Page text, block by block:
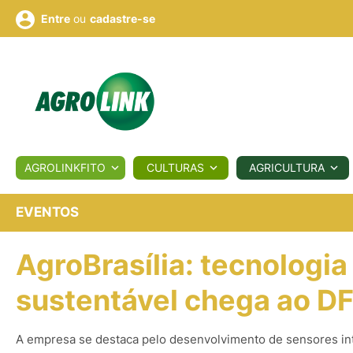
BIOLÓGICOS COTAÇÕES NOTÍCIAS
Conversor Colunistas Eventos
e
Vídeos
Entre ou cadastre-se
AGROLINKFITO CULTURAS AGRICULTURA
EVENTOS
AgroBrasília:
sustentável chega ao
A empresa se destaca pelo desenvolvimento de sensores